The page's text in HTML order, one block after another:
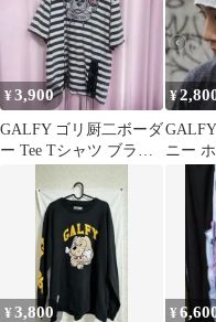
¥3,900
GALFY ゴリ厨二ボーダ
ー Tee Tシャツ ブラッ
¥
ニー
¥3,800 ¥